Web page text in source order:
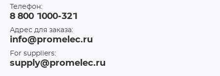
Телефон:
8 800 1000-321
Адрес для заказа:
info@promelec.ru
For suppliers:
supply@promelec.ru